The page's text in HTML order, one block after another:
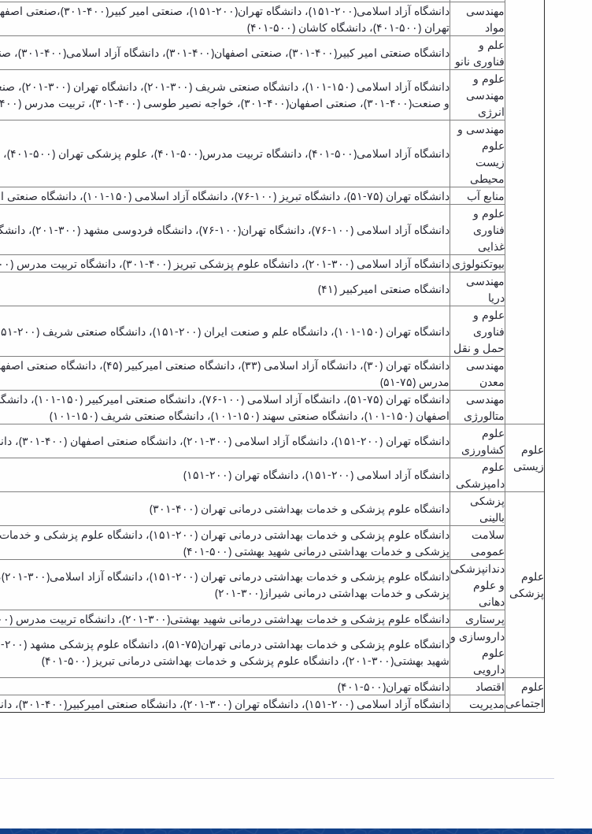
مهندسی
مواد
تهران (۵۰۰-۴۰۱)، دانشگاه کاشان (۵۰۰-۴۰۱)
علم و
فناوری نانو
دانشگاه صنعتی امیر کبیر(۴۰۰-۳۰۱)، صنعتی اصفهان(۴۰۰-۳۰۱)، دانشگاه آزاد اسلامی(۴۰۰-۳۰۱)، صنعتی شریف(۴۰۰-۳۰۱)، دانشگاه تهران (۴۰۰-۳۰۱)
علوم و
مهندسی
انرژی
و صنعت(۴۰۰-۳۰۱)، صنعتی اصفهان(۴۰۰-۳۰۱)، خواجه نصیر طوسی (۴۰۰-۳۰۱)، تربیت مدرس (۴۰۰-۳۰۱)، دانشگاه تبریز (۴۰۰-۳۰۱)، صنعتی سهند (۵۰۰-۴۰۱)، دانشگاه کاشان (۵۰۰-۴۰۱)
مهندسی و
علوم
زیست
محیطی
دانشگاه آزاد اسلامی(۵۰۰-۴۰۱)، دانشگاه تربیت مدرس(۵۰۰-۴۰۱)، علوم پزشکی تهران (۵۰۰-۴۰۱)، دانشگاه تهران (۵۰۰-۴۰۱)
منابع آب
دانشگاه تهران (۷۵-۵۱)، دانشگاه تبریز (۱۰۰-۷۶)، دانشگاه آزاد اسلامی (۱۵۰-۱۰۱)، دانشگاه صنعتی اصفهان (۲۰۰-۱۵۱)، دانشگاه تربیت مدرس(۲۰۰-۱۵۱)
علوم و
فناوری
غذایی
دانشگاه آزاد اسلامی (۱۰۰-۷۶)، دانشگاه تهران(۱۰۰-۷۶)، دانشگاه فردوسی مشهد (۳۰۰-۲۰۱)، دانشگاه علوم پزشکی شهید بهشتی (۳۰۰-۲۰۱)، دانشگاه تربیت مدرس (۳۰۰-۲۰۱)
بیوتکنولوژی دانشگاه آزاد اسلامی (۳۰۰-۲۰۱)، دانشگاه علوم پزشکی تبریز (۴۰۰-۳۰۱)، دانشگاه تربیت مدرس (۴۰۰-۳۰۱)، دانشگاه علوم پزشکی تهران(۴۰۰-۳۰۱)، دانشگاه تهران (۴۰۰-۳۰۱)
مهندسی
دریا
دانشگاه صنعتی امیرکبیر (۴۱)
علوم و
فناوری
حمل و نقل
دانشگاه تهران (۱۵۰-۱۰۱)، دانشگاه علم و صنعت ایران (۲۰۰-۱۵۱)، دانشگاه صنعتی شریف (۲۰۰-۱۵۱)
مهندسی
معدن
مدرس (۷۵-۵۱)
مهندسی
متالورژی
اصفهان (۱۵۰-۱۰۱)، دانشگاه صنعتی سهند (۱۵۰-۱۰۱)، دانشگاه صنعتی شریف (۱۵۰-۱۰۱)
علوم
زیستی
علوم
کشاورزی
دانشگاه تهران (۲۰۰-۱۵۱)، دانشگاه آزاد اسلامی (۳۰۰-۲۰۱)، دانشگاه صنعتی اصفهان (۴۰۰-۳۰۱)، دانشگاه تربیت مدرس (۵۰۰-۴۰۱)
علوم
دامپزشکی
دانشگاه آزاد اسلامی (۲۰۰-۱۵۱)، دانشگاه تهران (۲۰۰-۱۵۱)
علوم
پزشکی
پزشکی
بالینی
دانشگاه علوم پزشکی و خدمات بهداشتی درمانی تهران (۴۰۰-۳۰۱)
سلامت
عمومی
پزشکی و خدمات بهداشتی درمانی شهید بهشتی (۵۰۰-۴۰۱)
دندانپزشکی
و علوم
دهانی
پزشکی و خدمات بهداشتی درمانی شیراز(۳۰۰-۲۰۱)
پرستاری
دانشگاه علوم پزشکی و خدمات بهداشتی درمانی شهید بهشتی(۳۰۰-۲۰۱)، دانشگاه تربیت مدرس (۳۰۰-۲۰۱)، دانشگاه علوم پزشکی و خدمات بهداشتی درمانی تهران (۳۰۰-۲۰۱)
داروسازی و
علوم
دارویی
شهید بهشتی(۳۰۰-۲۰۱)، دانشگاه علوم پزشکی و خدمات بهداشتی درمانی تبریز (۵۰۰-۴۰۱)
علوم
اجتماعی
اقتصاد
دانشگاه تهران(۵۰۰-۴۰۱)
مدیریت
دانشگاه آزاد اسلامی (۲۰۰-۱۵۱)، دانشگاه تهران (۳۰۰-۲۰۱)، دانشگاه صنعتی امیرکبیر(۴۰۰-۳۰۱)، دانشگاه صنعتی شریف (۴۰۰-۳۰۱)، دانشگاه علم و صنعت ایران (۵۰۰-۴۰۱)